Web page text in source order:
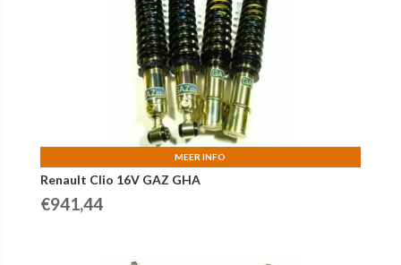
MEER INFO
Renault Clio 16V GAZ GHA
€941,44